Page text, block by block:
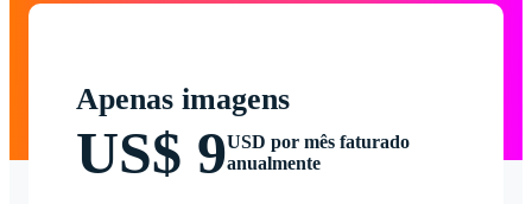
Apenas imagens
US$ 9USD por mês faturado
anualmente